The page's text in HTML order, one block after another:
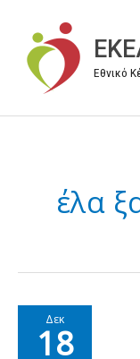
περιεχόμενο
Εθνικό
έλα
Δεκ
18